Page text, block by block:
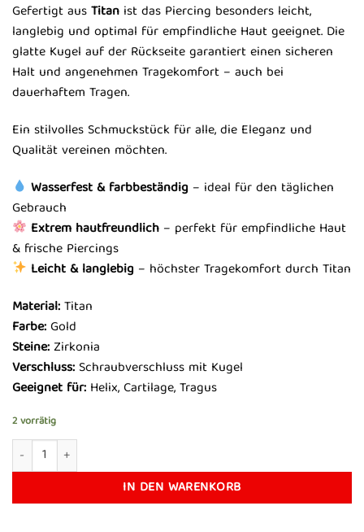
Gefertigt ausTitan ist das Piercing besonders leicht,
langlebig und optimal für empfindliche Haut geeignet. Die
glatte Kugel auf der Rückseite garantiert einen sicheren
Halt und angenehmen Tragekomfort – auch bei
dauerhaftem Tragen.
Ein stilvolles Schmuckstück für alle, die Eleganz und
Qualität vereinen möchten.
Wasserfest & farbbeständig – ideal für den täglichen
Gebrauch
Extrem hautfreundlich – perfekt für empfindliche Haut
& frische Piercings
Leicht & langlebig – höchster Tragekomfort durch Titan
Material:Titan
Farbe:Gold
Steine:Zirkonia
Verschluss: Schraubverschluss mit Kugel
Geeignet für: Helix, Cartilage, Tragus
2 vorrätig
Flora Piercing Menge
IN DEN WARENKORB